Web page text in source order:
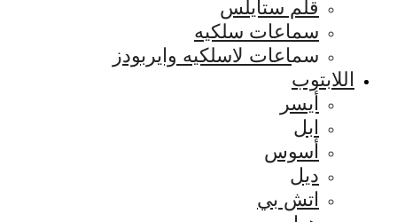
قلم ستايلس
سماعات سلكيه
سماعات لاسلكيه وايربودز
اللابتوب
أيسر
ابل
أسوس
ديل
اتش بي